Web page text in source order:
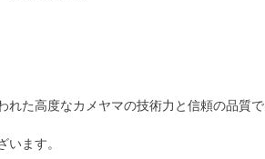
れた高度なカメヤマの技術力と信頼の品質で
ます。